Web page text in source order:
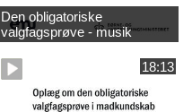
Den obligatoriske
valgfagsprøve - musik
18:13